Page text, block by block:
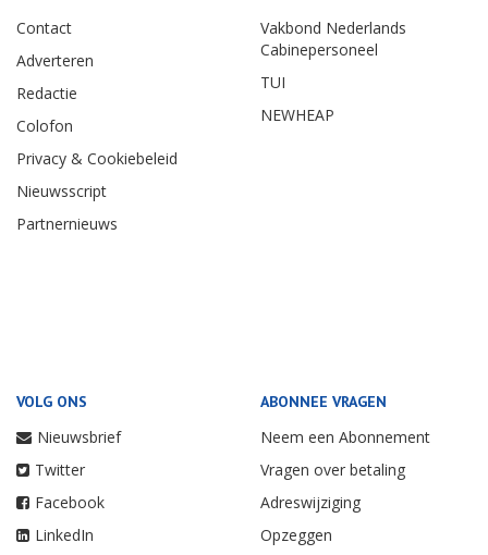
Contact
Adverteren
Redactie
Colofon
Privacy & Cookiebeleid
Nieuwsscript
Partnernieuws
Vakbond Nederlands
Cabinepersoneel
TUI
NEWHEAP
VOLG ONS
Nieuwsbrief
Twitter
Facebook
LinkedIn
ABONNEE VRAGEN
Neem een Abonnement
Vragen over betaling
Adreswijziging
Opzeggen